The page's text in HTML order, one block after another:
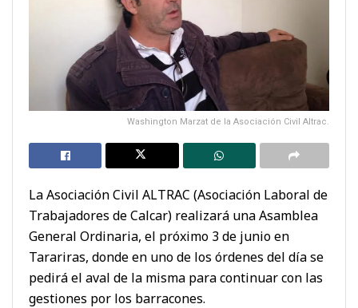
Washington Marzat de la Asociación Civil Altrac.
La Asociación Civil ALTRAC (Asociación Laboral de
Trabajadores de Calcar) realizará una Asamblea
General Ordinaria, el próximo 3 de junio en
Tarariras, donde en uno de los órdenes del día se
pedirá el aval de la misma para continuar con las
gestiones por los barracones.